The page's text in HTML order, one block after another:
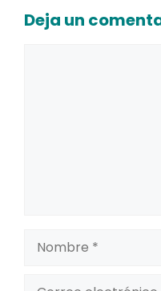
Deja un
Nombre